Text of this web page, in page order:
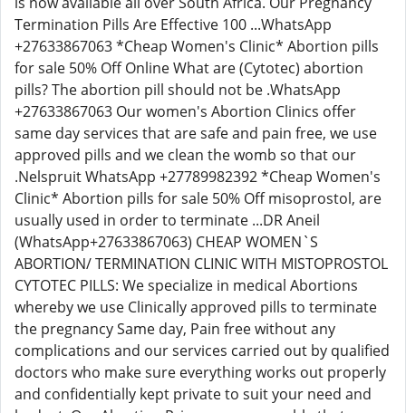
Termination Pills Are Effective 100 ...WhatsApp
+27633867063 *Cheap Women's Clinic* Abortion pills
for sale 50% Off Online What are (Cytotec) abortion
pills? The abortion pill should not be .WhatsApp
+27633867063 Our women's Abortion Clinics offer
same day services that are safe and pain free, we use
approved pills and we clean the womb so that our
.Nelspruit WhatsApp +27789982392 *Cheap Women's
Clinic* Abortion pills for sale 50% Off misoprostol, are
usually used in order to terminate ...DR Aneil
(WhatsApp+27633867063) CHEAP WOMEN`S
ABORTION/ TERMINATION CLINIC WITH MISTOPROSTOL
CYTOTEC PILLS: We specialize in medical Abortions
whereby we use Clinically approved pills to terminate
the pregnancy Same day, Pain free without any
complications and our services carried out by qualified
doctors who make sure everything works out properly
and confidentially kept private to suit your need and